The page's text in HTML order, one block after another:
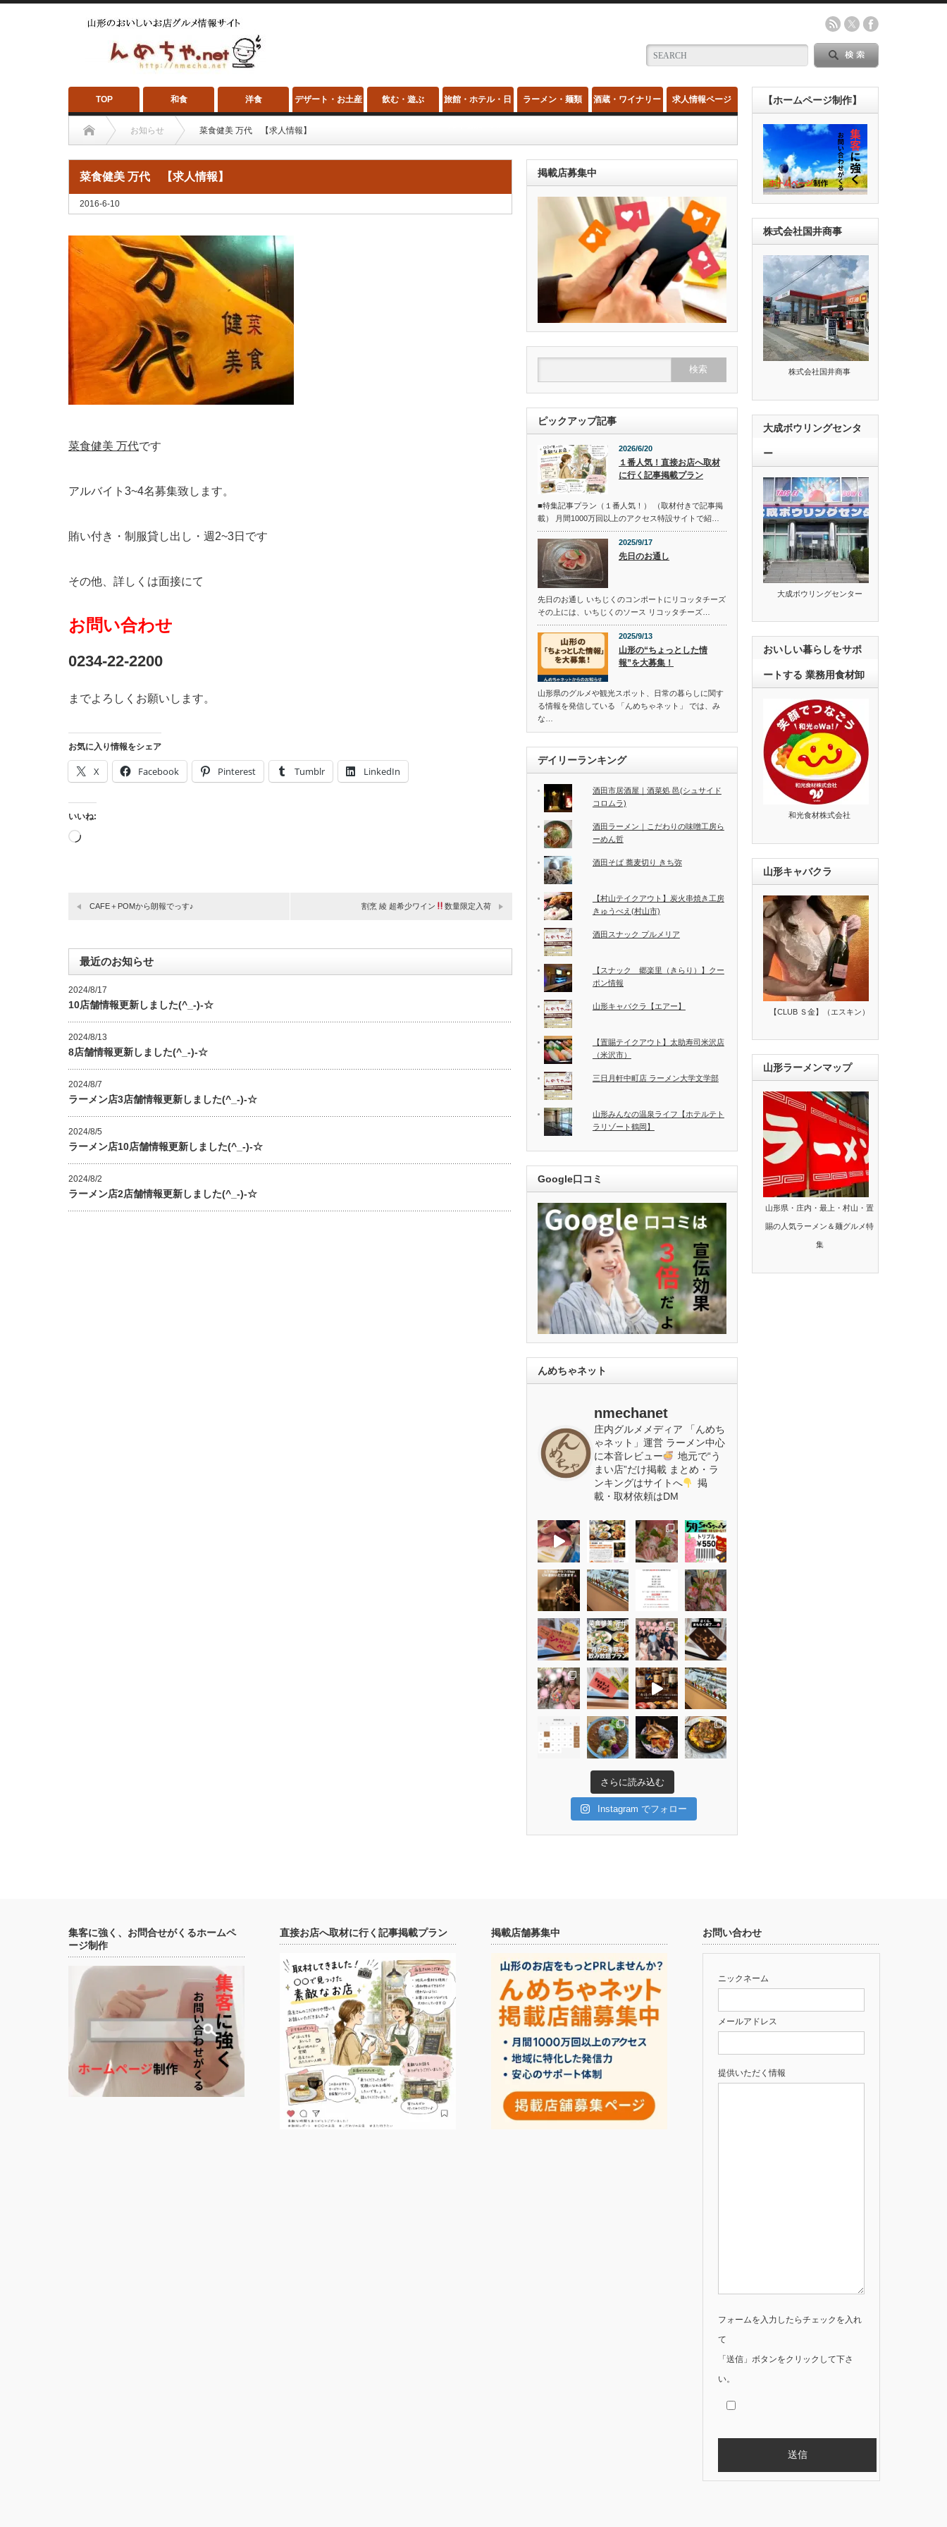
TOP 和食 洋食 デザート・お土産 飲む・遊ぶ 旅館・ホテル・日 ラーメン・麺類 酒蔵・ワイナリー 求人情報ページ
お知らせ 菜食健美 万代 【求人情報】
菜食健美 万代 【求人情報】
2016-6-10
菜食健美 万代です
アルバイト3~4名募集致します。
賄い付き・制服貸し出し・週2~3日です
その他、詳しくは面接にて
お問い合わせ
0234-22-2200
までよろしくお願いします。
お気に入り情報をシェア
X Facebook Pinterest Tumblr LinkedIn
いいね:
読
CAFE＋POMから朗報でっす♪ 割烹 綾 超希少ワイン 数量限定入荷
最近のお知らせ
2024/8/17
10店舗情報更新しました(^_-)-☆
2024/8/13
8店舗情報更新しました(^_-)-☆
2024/8/7
ラーメン店3店舗情報更新しました(^_-)-☆
2024/8/5
ラーメン店10店舗情報更新しました(^_-)-☆
2024/8/2
ラーメン店2店舗情報更新しました(^_-)-☆
掲載店募集中
ピックアップ記事
2026/6/20
１番人気！直接お店へ取材
に行く記事掲載プラン
■特集記事プラン（１番人気！） （取材付きで記事掲
載） 月間1000万回以上のアクセス特設サイトで紹…
2025/9/17
先日のお通し
先日のお通し いちじくのコンポートにリコッタチーズ
その上には、いちじくのソース リコッタチーズ…
2025/9/13
山形の“ちょっとした情
報”を大募集！
山形県のグルメや観光スポット、日常の暮らしに関す
る情報を発信している 「んめちゃネット」 では、み
な…
デイリーランキング
酒田市居酒屋｜酒菜処 邑(シュサイド
コロムラ)
酒田ラーメン｜こだわりの味噌工房ら
ーめん哲
酒田そば 蕎麦切り きち弥
【村山テイクアウト】炭火串焼き工房
きゅうべえ(村山市)
酒田スナック プルメリア
【スナック 郷楽里（きらり）】クー
ポン情報
山形キャバクラ【エアー】
【置賜テイクアウト】太助寿司米沢店
（米沢市）
三日月軒中町店 ラーメン大学文学部
山形みんなの温泉ライフ【ホテルテト
ラリゾート鶴岡】
Google口コミ
んめちゃネット
nmechanet
庄内グルメメディア 「んめち
ゃネット」運営 ラーメン中心
に本音レビュー
地元で“う
まい店”だけ掲載 まとめ・ラ
ンキングはサイトへ
掲
載・取材依頼はDM
さらに読み込む
Instagram でフォロー
【ホームページ制作】
株式会社国井商事
株式会社国井商事
大成ボウリングセンタ
ー
大成ボウリングセンター
おいしい暮らしをサポ
ートする 業務用食材卸
和光食材株式会社
山形キャバクラ
【CLUB Ｓ金】（エスキン）
山形ラーメンマップ
山形県・庄内・最上・村山・置
賜の人気ラーメン＆麺グルメ特
集
集客に強く、お問合せがくるホームペ
ージ制作
直接お店へ取材に行く記事掲載プラン 掲載店舗募集中 お問い合わせ
ニックネーム
メールアドレス
提供いただく情報
フォームを入力したらチェックを入れ
て
「送信」ボタンをクリックして下さ
い。